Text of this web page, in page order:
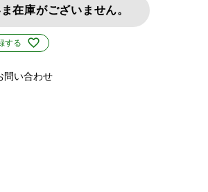
在庫がございません。
する
問い合わせ